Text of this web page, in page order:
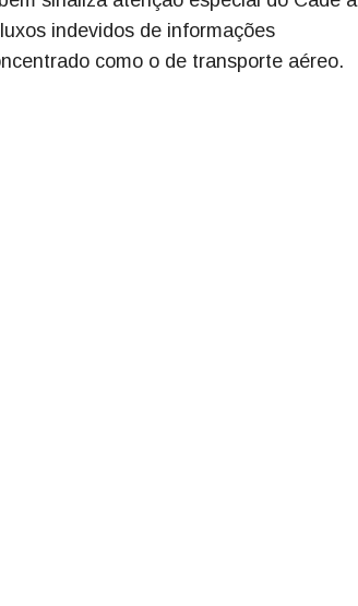
indevidos de informações
como o de transporte aéreo.